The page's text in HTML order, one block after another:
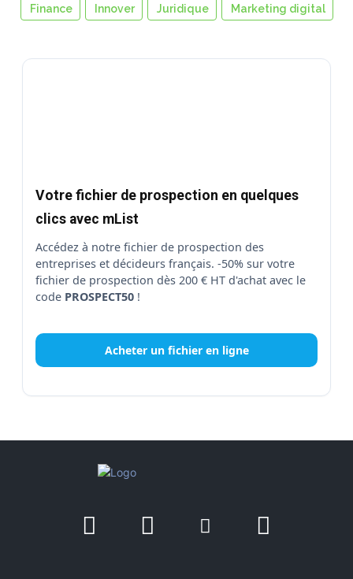
Finance
Innover Juridique Marketing digital
Votre fichier de prospection en quelques
clics avec mList
Accédez à notre fichier de prospection des
entreprises et décideurs français. -50% sur votre
fichier de prospection dès 200 € HT d'achat avec le
code PROSPECT50 !
Acheter un fichier en ligne